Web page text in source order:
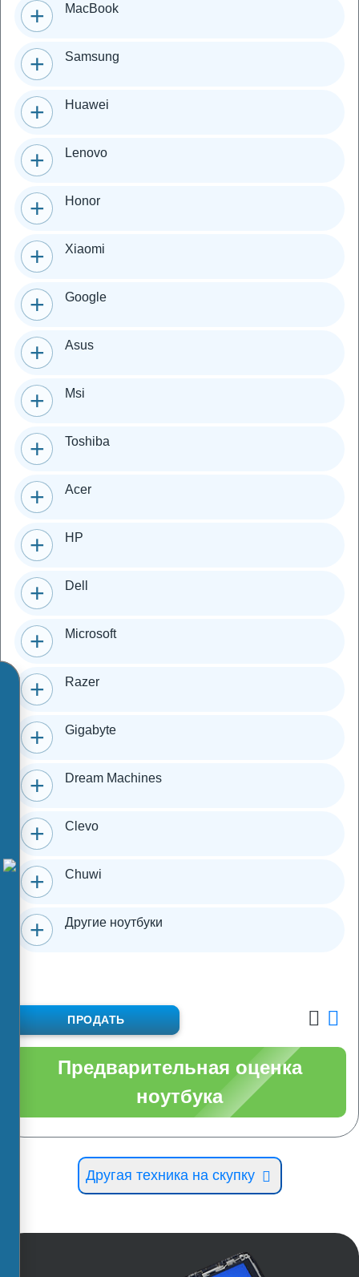
MacBook
Samsung
Huawei
Lenovo
Honor
Xiaomi
Google
Asus
Msi
Toshiba
Acer
HP
Dell
Microsoft
Razer
Gigabyte
Dream Machines
Clevo
Chuwi
Другие ноутбуки
ПРОДАТЬ
Предварительная оценка
ноутбука
Другая техника на скупку